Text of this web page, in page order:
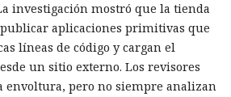
investigación mostró que la tienda
aplicaciones primitivas que
líneas de código y cargan el
un sitio externo. Los revisores
envoltura, pero no siempre analizan